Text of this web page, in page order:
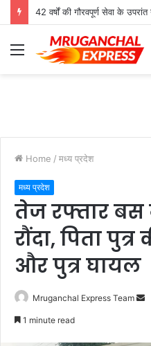
Menu
Home / मध्य प्रदेश
मध्य प्रदेश
तेज रफ्तार बस
रौंदा, पिता
और पुत्र घायल
Mruganchal Express Team
1 minute read